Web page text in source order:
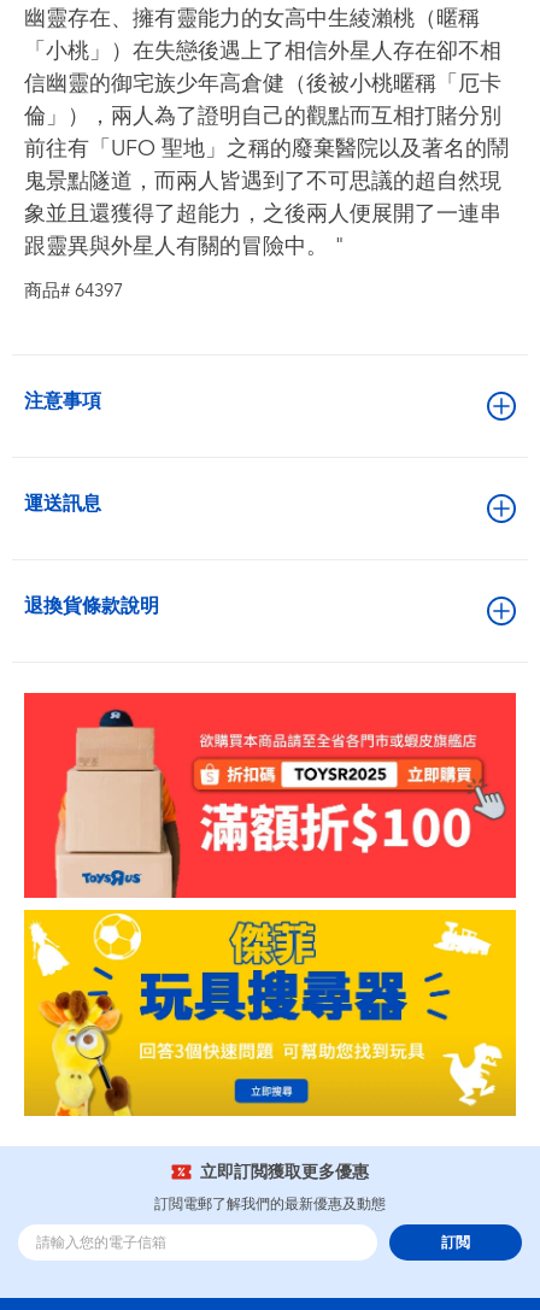
生活雜貨
幽靈存在、擁有靈能力的女高中生綾瀨桃（暱稱
「小桃」）在失戀後遇上了相信外星人存在卻不相
信幽靈的御宅族少年高倉健（後被小桃暱稱「厄卡
倫」），兩人為了證明自己的觀點而互相打賭分別
前往有「UFO 聖地」之稱的廢棄醫院以及著名的鬧
鬼景點隧道，而兩人皆遇到了不可思議的超自然現
象並且還獲得了超能力，之後兩人便展開了一連串
跟靈異與外星人有關的冒險中。 "
商品# 64397
注意事項
運送訊息
退換貨條款說明
立即訂閲獲取更多優惠
訂閲電郵了解我們的最新優惠及動態
訂閲